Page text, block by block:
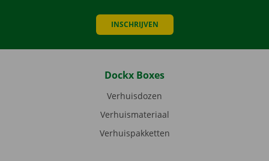
INSCHRIJVEN
Dockx Boxes
Verhuisdozen
Verhuismateriaal
Verhuispakketten